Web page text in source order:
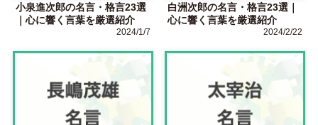
小泉進次郎の名言・格言23選
｜心に響く言葉を厳選紹介
2024/1/7
白洲次郎の名言・格言23選｜
心に響く言葉を厳選紹介
2024/2/22